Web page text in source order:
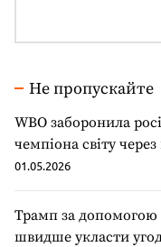
Не пропускайте
WBO заборонила
чемпіона світу
01.05.2026
Трамп за допомогою
швидше укласти